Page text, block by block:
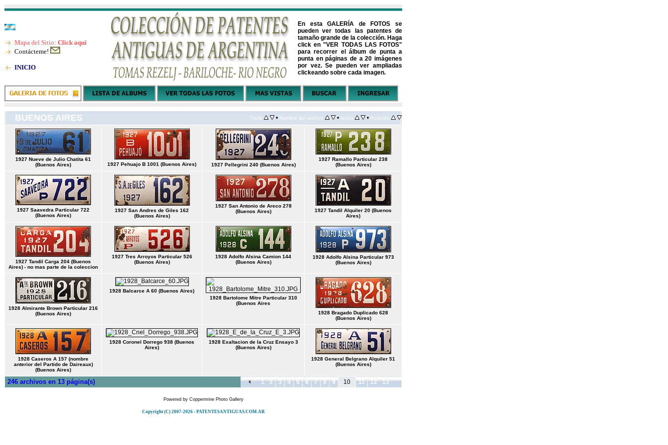
Mapa del Sitio: Click aquí
Contácteme!
INICIO
En esta GALERÍA de FOTOS se
pueden ver todas las patentes de
tamaño grande de la colección. Haga
click en "VER TODAS LAS FOTOS"
para recorrer el álbum de punta a
punta en páginas de a 20 imágenes
por vez. Se pueden ver ampliadas
clickeando sobre cada imagen.
BUENOS AIRES Título • Nombre del archivo • fecha • Posición
1927 Nueve de Julio Chatita 61
(Buenos Aires)
1927 Pehuajo B 1001 (Buenos Aires) 1927 Pellegrini 240 (Buenos Aires)
1927 Ramallo Particular 238
(Buenos Aires)
1927 Saavedra Particular 722
(Buenos Aires)
1927 San Andres de Giles 162
(Buenos Aires)
1927 San Antonio de Areco 278
(Buenos Aires)
1927 Tandil Alquiler 20 (Buenos
Aires)
1927 Tandil Carga 204 (Buenos
Aires) - no mas parte de la coleccion
1927 Tres Arroyos Particular 526
(Buenos Aires)
1928 Adolfo Alsina Camion 144
(Buenos Aires)
1928 Adolfo Alsina Particular 973
(Buenos Aires)
1928 Almirante Brown Particular 216
(Buenos Aires)
1928 Balcarce A 60 (Buenos Aires)
1928 Bartolome Mitre Particular 310
(Buenos Aires
1928 Bragado Duplicado 628
(Buenos Aires)
1928 Caseros A 157 (nombre
anterior del Partido de Daireaux)
(Buenos Aires)
1928 Coronel Dorrego 938 (Buenos
Aires)
1928 Exaltacion de la Cruz Ensayo 3
(Buenos Aires)
1928 General Belgrano Alquiler 51
(Buenos Aires)
246 archivos en 13 página(s) 1 2 3 4 5 6 7 8 9 10 11 12 13
Powered by Coppermine Photo Gallery
Copyright (C) 2007-2026 - PATENTESANTIGUAS.COM.AR